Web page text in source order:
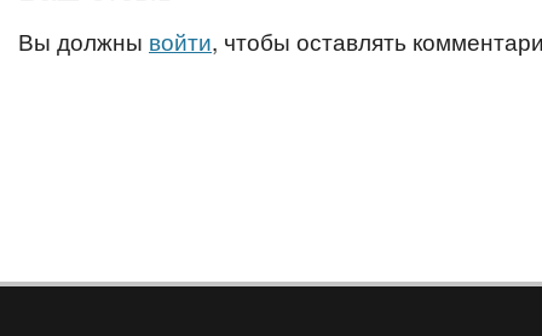
Вы должны войти, чтобы оставлять